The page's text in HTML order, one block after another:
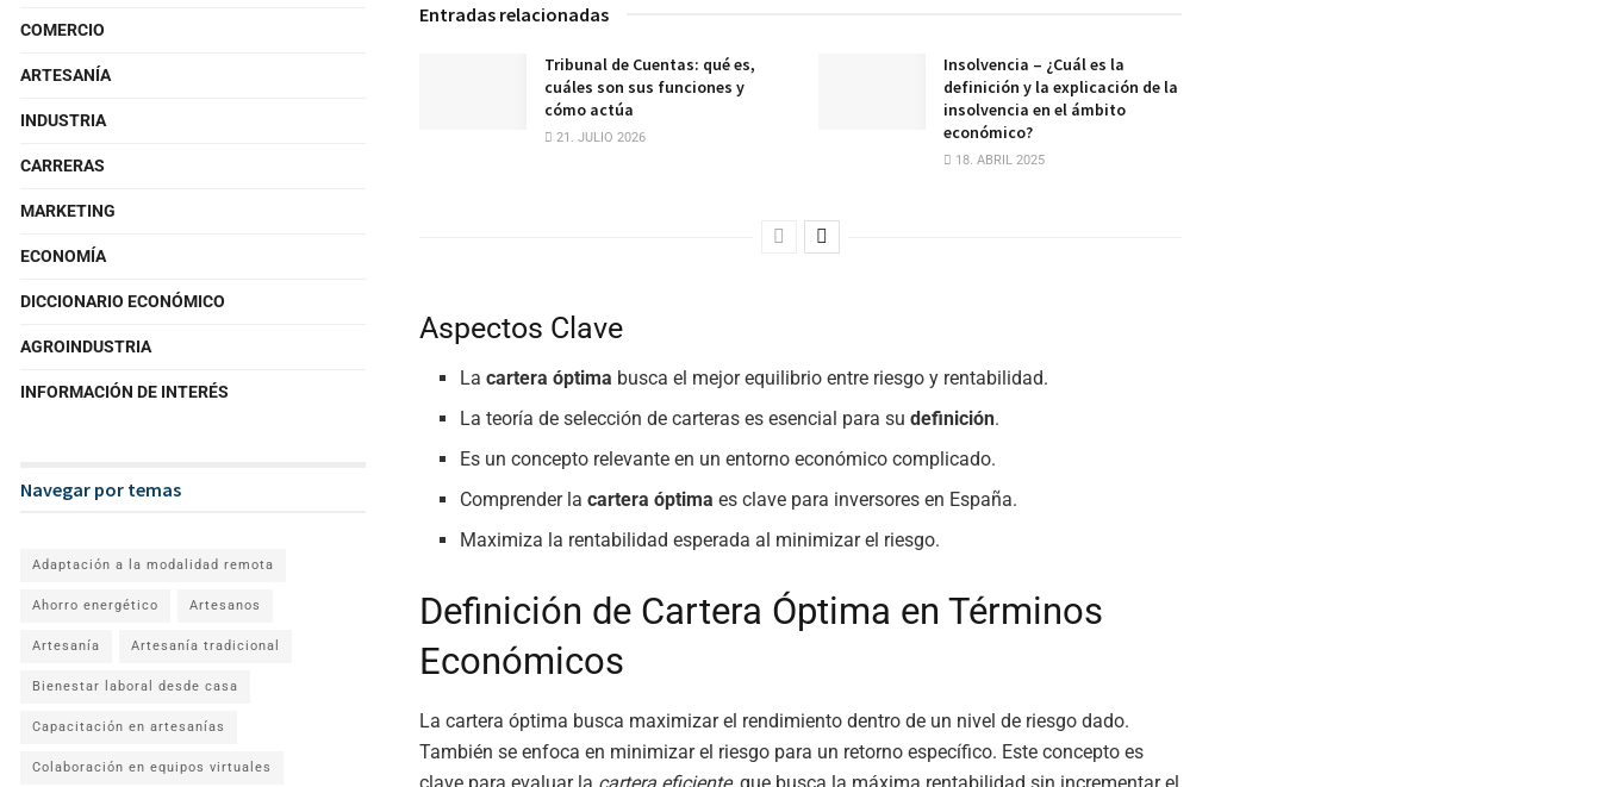
Entradas relacionadas
Tribunal de Cuentas: qué es,
cuáles son sus funciones y
cómo actúa
21. JULIO 2026
Insolvencia – ¿Cuál es la
definición y la explicación de la
insolvencia en el ámbito
económico?
18. ABRIL 2025
Aspectos Clave
Lacartera óptima busca el mejor equilibrio entre riesgo y rentabilidad.
La teoría de selección de carteras es esencial para sudefinición.
Es un concepto relevante en un entorno económico complicado.
Comprender lacartera óptima es clave para inversores en España.
Maximiza la rentabilidad esperada al minimizar el riesgo.
Definición de Cartera Óptima en Términos
Económicos
La cartera óptima busca maximizar el rendimiento dentro de un nivel de riesgo dado.
También se enfoca en minimizar el riesgo para un retorno específico. Este concepto es
COMERCIO
ARTESANÍA
INDUSTRIA
CARRERAS
MARKETING
ECONOMÍA
DICCIONARIO ECONÓMICO
AGROINDUSTRIA
INFORMACIÓN DE INTERÉS
Navegar por temas
Adaptación a la modalidad remota
Ahorro energético Artesanos
Artesanía Artesanía tradicional
Bienestar laboral desde casa
Capacitación en artesanías
Colaboración en equipos virtuales